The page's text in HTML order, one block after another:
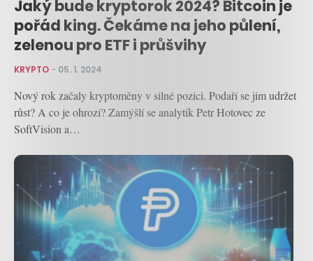
Jaký bude kryptorok 2024? Bitcoin je
pořád king. Čekáme na jeho půlení,
zelenou pro ETF i průšvihy
KRYPTO– 05. 1. 2024
Nový rok začaly kryptoměny v silné pozici. Podaří se jim udržet
růst? A co je ohrozí? Zamýšlí se analytik Petr Hotovec ze
SoftVision a…